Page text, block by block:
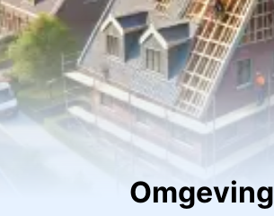
Omgeving